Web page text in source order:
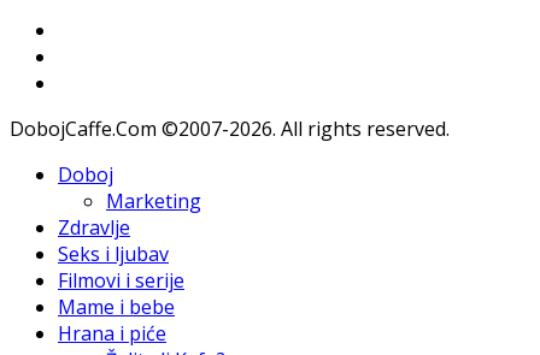
DobojCaffe.Com ©2007-2026. All rights reserved.
Doboj
Marketing
Zdravlje
Seks i ljubav
Filmovi i serije
Mame i bebe
Hrana i piće